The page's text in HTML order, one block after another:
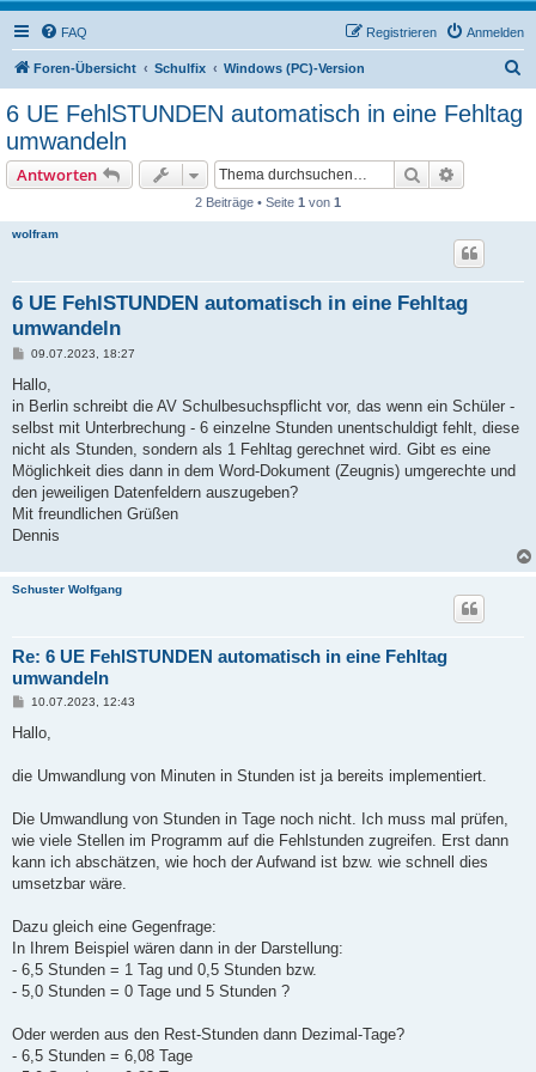
FAQ Anmelden
Registrieren
Foren-Übersicht Schulfix Windows (PC)-Version
6 UE FehlSTUNDEN automatisch in eine Fehltag
umwandeln
Antworten Suche
2 Beiträge • Seite 1 von 1
wolfram
6 UE FehlSTUNDEN automatisch in eine Fehltag
umwandeln
B
i
a
09.07.2023, 18:27
Hallo,
in Berlin schreibt die AV Schulbesuchspflicht vor, das wenn ein Schüler -
selbst mit Unterbrechung - 6 einzelne Stunden unentschuldigt fehlt, diese
nicht als Stunden, sondern als 1 Fehltag gerechnet wird. Gibt es eine
Möglichkeit dies dann in dem Word-Dokument (Zeugnis) umgerechte und
den jeweiligen Datenfeldern auszugeben?
Mit freundlichen Grüßen
Dennis
Schuster Wolfgang
Re: 6 UE FehlSTUNDEN automatisch in eine Fehltag
umwandeln
B
i
a
10.07.2023, 12:43
Hallo,
die Umwandlung von Minuten in Stunden ist ja bereits implementiert.
Die Umwandlung von Stunden in Tage noch nicht. Ich muss mal prüfen,
wie viele Stellen im Programm auf die Fehlstunden zugreifen. Erst dann
kann ich abschätzen, wie hoch der Aufwand ist bzw. wie schnell dies
umsetzbar wäre.
Dazu gleich eine Gegenfrage:
In Ihrem Beispiel wären dann in der Darstellung:
- 6,5 Stunden = 1 Tag und 0,5 Stunden bzw.
- 5,0 Stunden = 0 Tage und 5 Stunden ?
Oder werden aus den Rest-Stunden dann Dezimal-Tage?
- 6,5 Stunden = 6,08 Tage